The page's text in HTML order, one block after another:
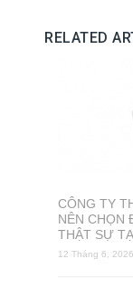
RELATED
CÔNG TY
NÊN CHỌN
THẬT SỰ
12 Tháng 6, 2026